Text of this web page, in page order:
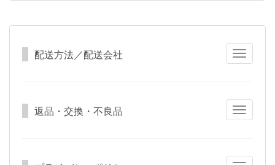
Toggle
配送方法／配送会社
Toggle
返品・交換・不良品